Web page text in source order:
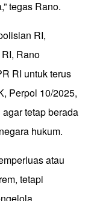
tegas Rano.
RI,
Rano
RI untuk terus
Perpol 10/2025,
tetap berada
hukum.
atau
tetapi